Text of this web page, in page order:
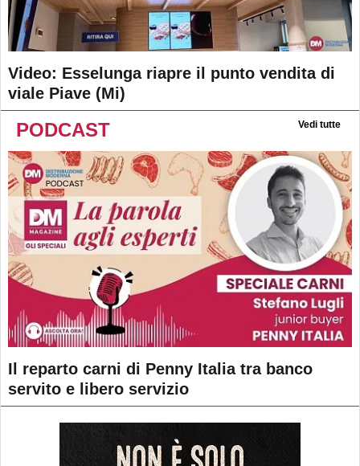
Video: Esselunga riapre il punto vendita di
viale Piave (Mi)
PODCAST Vedi tutte
Il reparto carni di Penny Italia tra banco
servito e libero servizio